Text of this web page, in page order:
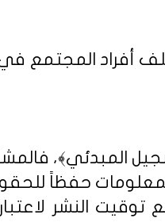
أفراد المجتمع
النشر